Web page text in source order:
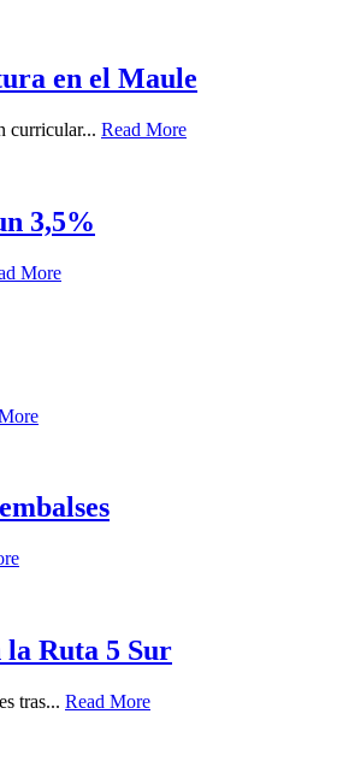
en el Maule
curricular... Read More
3,5%
More
la Ruta 5 Sur
tras... Read More